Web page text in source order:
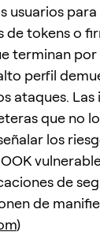
usuarios
de tokens o
terminan por
perfil
ataques.
que no
los
de
de
)